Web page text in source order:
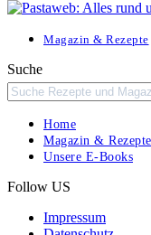
Magazin & Rezepte
Suche
Home
Magazin & Rezepte
Unsere E-Books
Follow US
Impressum